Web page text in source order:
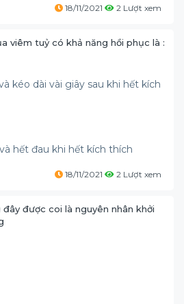
18/11/2021 2 Lượt xem
viêm tuỷ có khả năng hồi phục là :
kéo dài vài giây sau khi hết kích
hết đau khi hết kích thích
18/11/2021 2 Lượt xem
đây được coi là nguyên nhân khởi